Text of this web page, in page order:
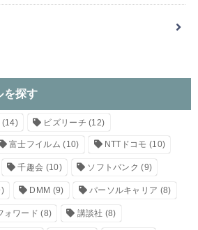
を探す
(14) ビズリーチ (12)
富士フイルム (10) NTTドコモ (10)
千趣会 (10) ソフトバンク (9)
DMM (9) パーソルキャリア (8)
ォワード (8) 講談社 (8)